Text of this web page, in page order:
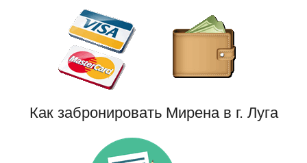
Как забронировать Мирена в г. Луга